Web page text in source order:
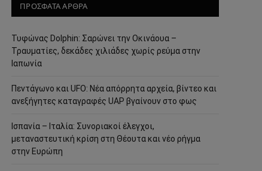
ΠΡΟΣΦΑΤΑ ΑΡΘΡΑ
Τυφώνας Dolphin: Σαρώνει την Οκινάουα –
Τραυματίες, δεκάδες χιλιάδες χωρίς ρεύμα στην
Ιαπωνία
Πεντάγωνο και UFO: Νέα απόρρητα αρχεία, βίντεο και
ανεξήγητες καταγραφές UAP βγαίνουν στο φως
Ισπανία – Ιταλία: Συνοριακοί έλεγχοι,
μεταναστευτική κρίση στη Θέουτα και νέο ρήγμα
στην Ευρώπη